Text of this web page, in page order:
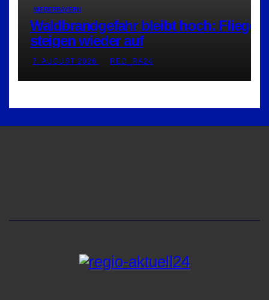
NIEDERBAYERN
Waldbrandgefahr bleibt hoch: Flieger
steigen wieder auf
7. AUGUST 2026 RED_RA24